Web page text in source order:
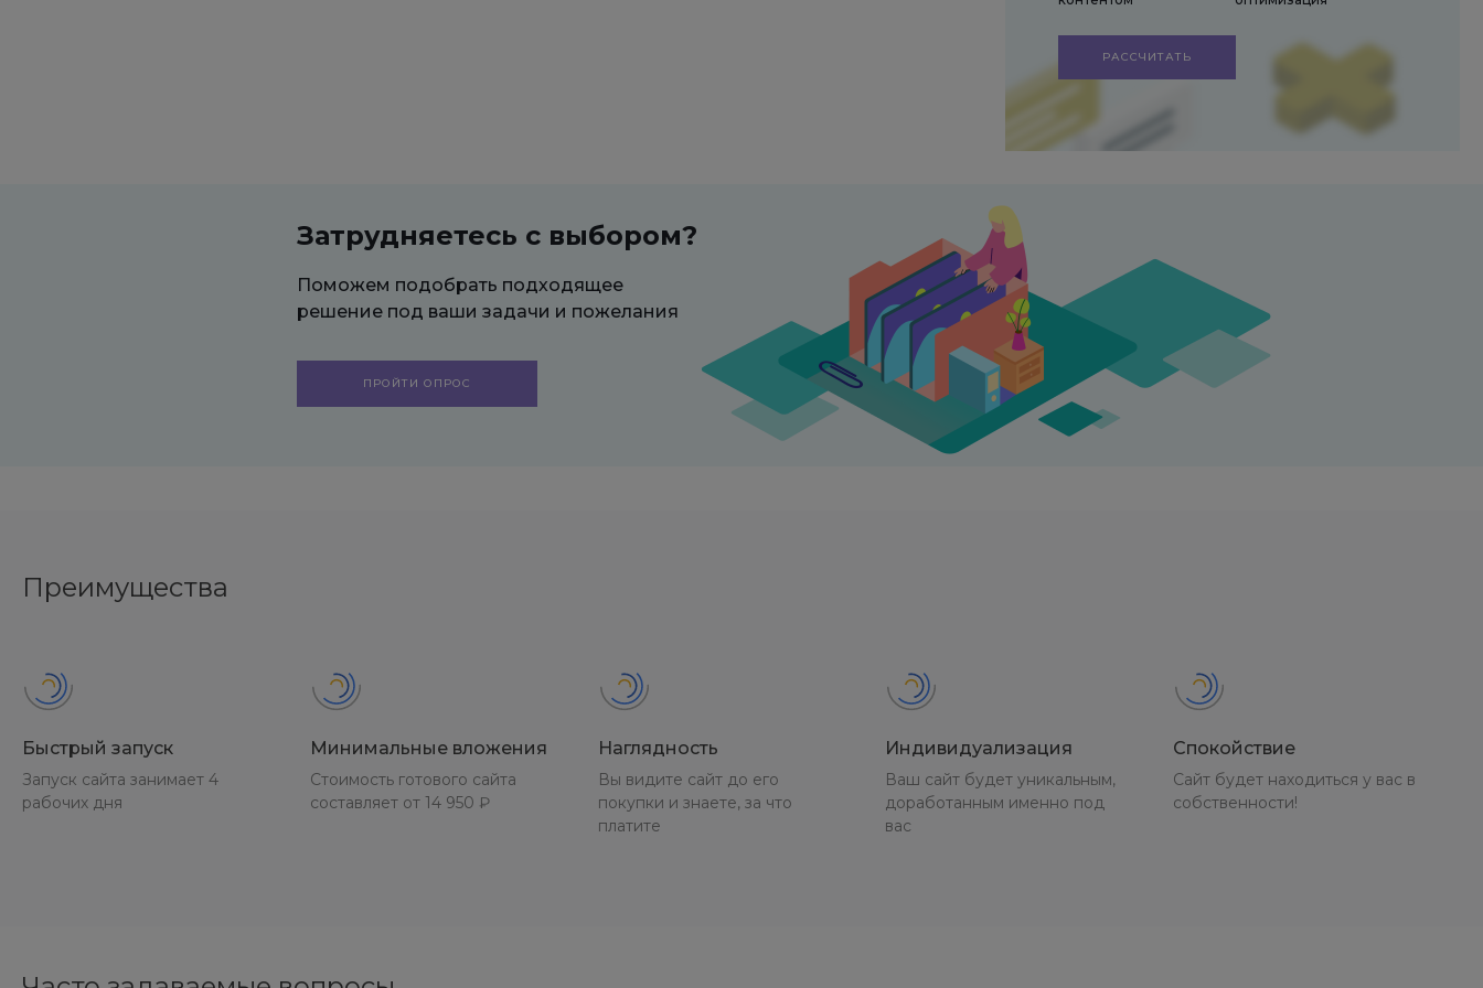
РАССЧИТАТЬ
Затрудняетесь с выбором?
Поможем подобрать подходящее
решение под ваши задачи и пожелания
ПРОЙТИ ОПРОС
Преимущества
Быстрый запуск
Запуск сайта занимает 4
рабочих дня
Минимальные вложения
Стоимость готового сайта
составляет от 14 950 ₽
Наглядность
Вы видите сайт до его
покупки и знаете, за что
платите
Индивидуализация
Ваш сайт будет уникальным,
доработанным именно под
вас
Спокойствие
Сайт будет находиться у вас в
собственности!